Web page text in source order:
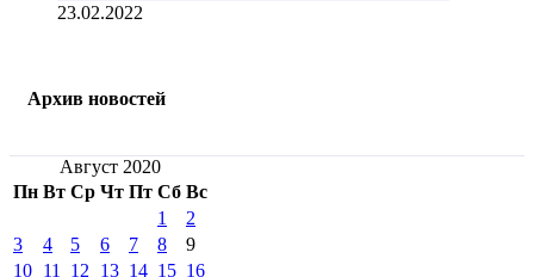
23.02.2022
Архив новостей
Август 2020
Пн Вт Ср Чт Пт Сб Вс
1
2
3
4 5 6 7 8
9
10 11 12 13 14 15 16